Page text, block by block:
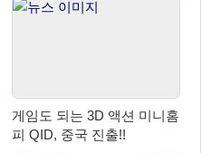
게임도 되는 3D 액션 미니홈
피 QID, 중국 진출!!